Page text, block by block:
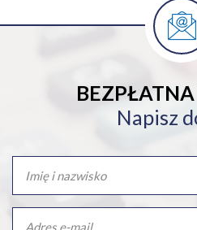
Napisz